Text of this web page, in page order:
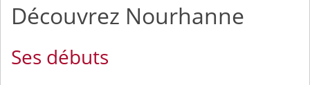
Découvrez Nourhanne
Ses débuts